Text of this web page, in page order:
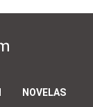
NOVELAS